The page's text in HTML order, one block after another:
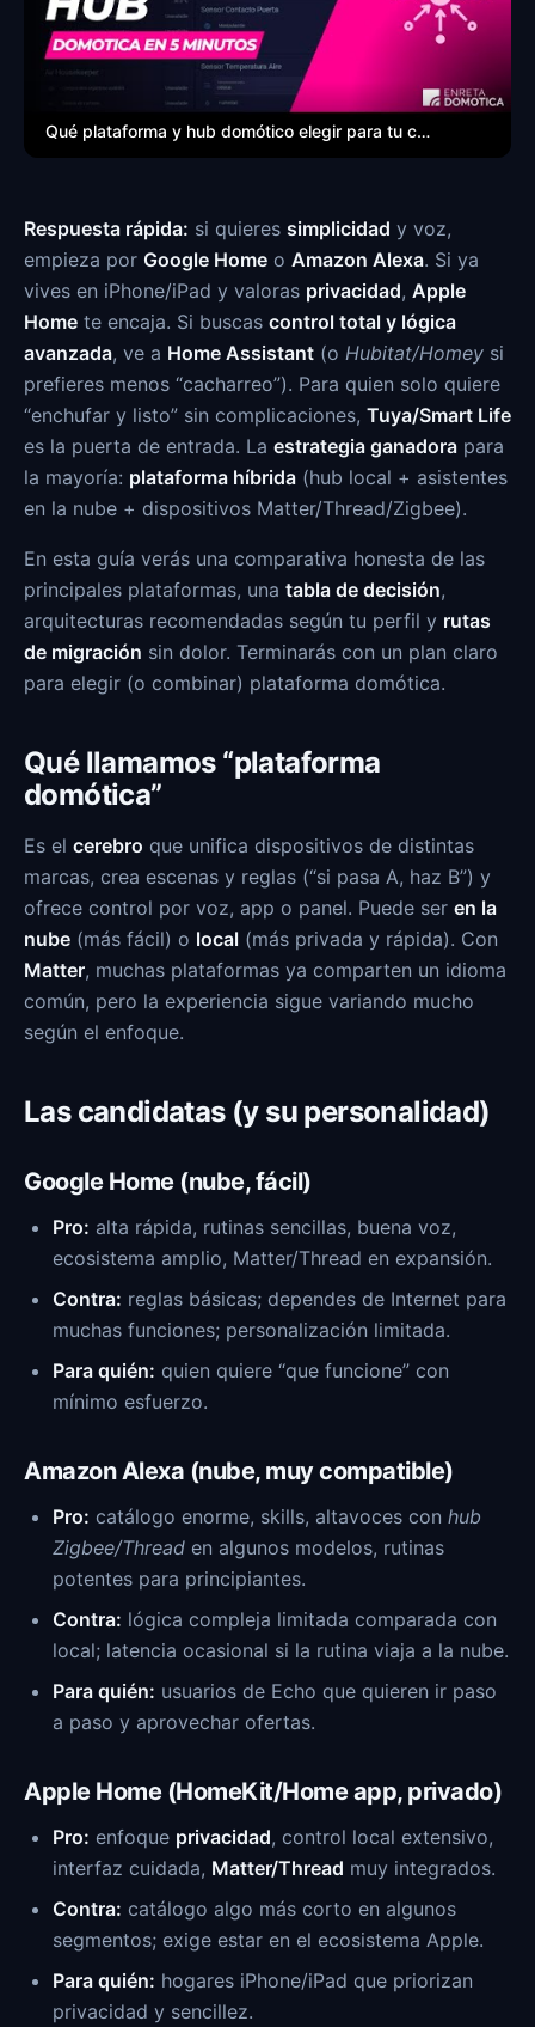
Qué plataforma y hub domótico elegir para tu casa
Respuesta rápida: si quieres simplicidad y voz,
empieza por Google Home o Amazon Alexa. Si ya
vives en iPhone/iPad y valoras privacidad, Apple
Home te encaja. Si buscas control total y lógica
avanzada, ve a Home Assistant (o Hubitat/Homey si
prefieres menos “cacharreo”). Para quien solo quiere
“enchufar y listo” sin complicaciones, Tuya/Smart Life
es la puerta de entrada. La estrategia ganadora para
la mayoría: plataforma híbrida (hub local + asistentes
en la nube + dispositivos Matter/Thread/Zigbee).
En esta guía verás una comparativa honesta de las
principales plataformas, una tabla de decisión,
arquitecturas recomendadas según tu perfil y rutas
de migración sin dolor. Terminarás con un plan claro
para elegir (o combinar) plataforma domótica.
Qué llamamos “plataforma
domótica”
Es el cerebro que unifica dispositivos de distintas
marcas, crea escenas y reglas (“si pasa A, haz B”) y
ofrece control por voz, app o panel. Puede ser en la
nube (más fácil) o local (más privada y rápida). Con
Matter, muchas plataformas ya comparten un idioma
común, pero la experiencia sigue variando mucho
según el enfoque.
Las candidatas (y su personalidad)
Google Home (nube, fácil)
Pro: alta rápida, rutinas sencillas, buena voz,
ecosistema amplio, Matter/Thread en expansión.
Contra: reglas básicas; dependes de Internet para
muchas funciones; personalización limitada.
Para quién: quien quiere “que funcione” con
mínimo esfuerzo.
Amazon Alexa (nube, muy compatible)
Pro: catálogo enorme, skills, altavoces con hub
Zigbee/Thread en algunos modelos, rutinas
potentes para principiantes.
Contra: lógica compleja limitada comparada con
local; latencia ocasional si la rutina viaja a la nube.
Para quién: usuarios de Echo que quieren ir paso
a paso y aprovechar ofertas.
Apple Home (HomeKit/Home app, privado)
Pro: enfoque privacidad, control local extensivo,
interfaz cuidada, Matter/Thread muy integrados.
Contra: catálogo algo más corto en algunos
segmentos; exige estar en el ecosistema Apple.
Para quién: hogares iPhone/iPad que priorizan
privacidad y sencillez.